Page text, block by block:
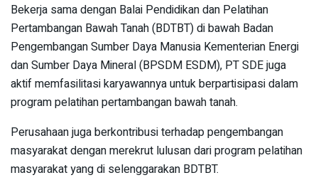
Bekerja sama dengan Balai Pendidikan dan Pelatihan
Pertambangan Bawah Tanah (BDTBT) di bawah Badan
Pengembangan Sumber Daya Manusia Kementerian Energi
dan Sumber Daya Mineral (BPSDM ESDM), PT SDE juga
aktif memfasilitasi karyawannya untuk berpartisipasi dalam
program pelatihan pertambangan bawah tanah.
Perusahaan juga berkontribusi terhadap pengembangan
masyarakat dengan merekrut lulusan dari program pelatihan
masyarakat yang di selenggarakan BDTBT.